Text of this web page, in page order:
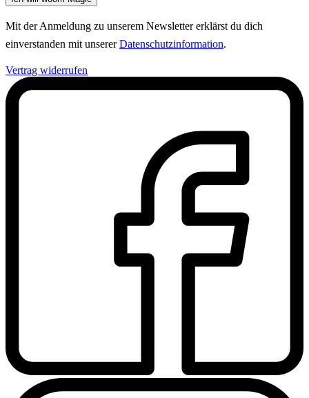
Mit der Anmeldung zu unserem Newsletter erklärst du dich
einverstanden mit unsererDatenschutzinformation.
Vertrag widerrufen